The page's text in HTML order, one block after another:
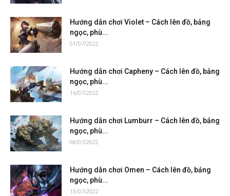
Hướng dẫn chơi Violet – Cách lên đồ, bảng
ngọc, phù...
01/07/2022
Hướng dẫn chơi Capheny – Cách lên đồ, bảng
ngọc, phù...
16/07/2022
Hướng dẫn chơi Lumburr – Cách lên đồ, bảng
ngọc, phù...
08/07/2022
Hướng dẫn chơi Omen – Cách lên đồ, bảng
ngọc, phù...
13/07/2022